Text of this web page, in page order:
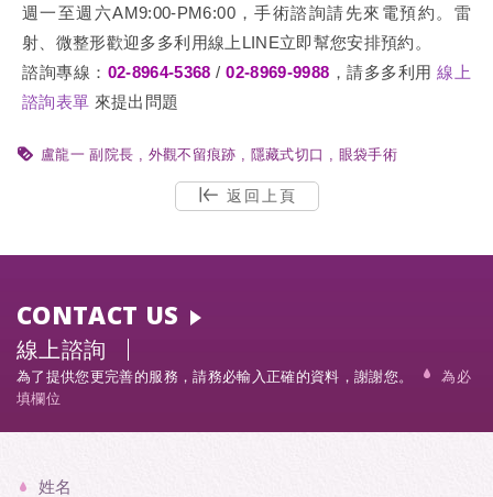
週一至週六AM9:00-PM6:00，手術諮詢請先來電預約。雷
射、微整形歡迎多多利用線上LINE立即幫您安排預約。
諮詢專線： 02-8964-5368 /02-8969-9988 ，請多多利用線上
諮詢表單 來提出問題
盧龍一 副院長 外觀不留痕跡 隱藏式切口 眼袋手術
返回上頁
CONTACT US
線上諮詢
為了提供您更完善的服務，請務必輸入正確的資料，謝謝您。
為必
填欄位
姓名